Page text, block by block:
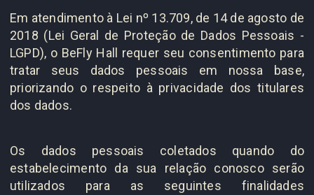
Em atendimento à Lei nº 13.709, de 14 de agosto de
2018 (Lei Geral de Proteção de Dados Pessoais -
LGPD), o BeFly Hall requer seu consentimento para
tratar seus dados pessoais em nossa base,
priorizando o respeito à privacidade dos titulares
dos dados.
Os dados pessoais coletados quando do
estabelecimento da sua relação conosco serão
utilizados para as seguintes finalidades